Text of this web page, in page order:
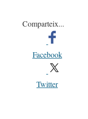
Comparteix...
Facebook
Twitter